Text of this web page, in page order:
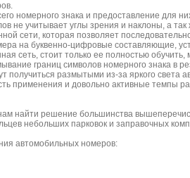
номерного знака и предоставление
не учитывает углы зрения и наклоны, а
сети, которая позволяет
на буквенно-цифровые составляющие,
сеть, стоит только ее полностью
границ символов номерного знака в
получиться размытыми из-за яркого
применения и довольно активные темпы
найти решение большинства
небольших парковок и заправочных
автомобильных номеров: